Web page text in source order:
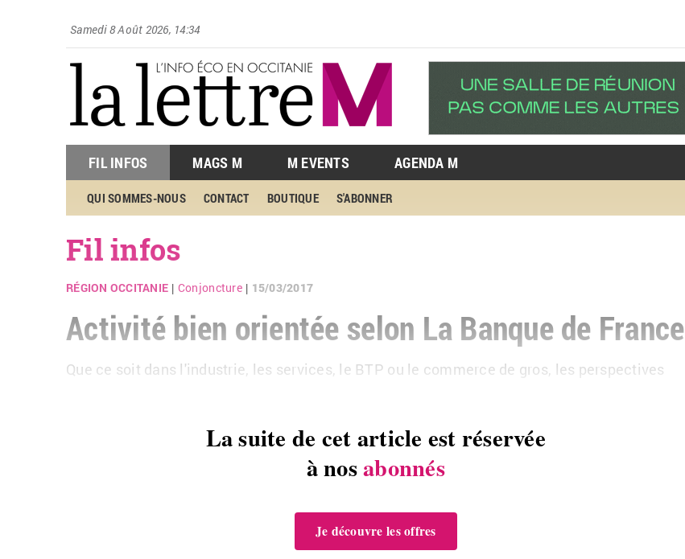
Samedi 8 Août 2026, 14:34
FIL INFOS MAGS M M EVENTS AGENDA M
QUI SOMMES-NOUS CONTACT BOUTIQUE S'ABONNER
Fil infos
RÉGION OCCITANIE Conjoncture| 15/03/2017
Activité bien orientée selon La Banque de France
Que ce soit dans l'in­dus­trie, les ser­vices, le BTP ou le com­merce de gros, les pers­pec­tives
La suite de cet article est réservée
à nosabonnés
Je découvre les offres